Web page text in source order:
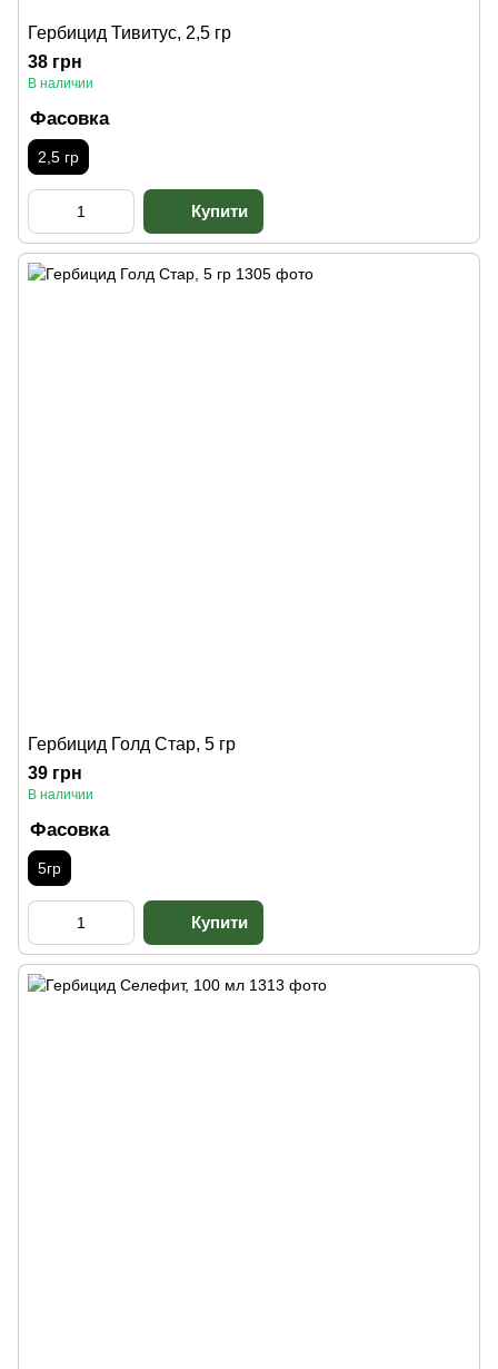
Гербицид Тивитус, 2,5 гр
38 грн
В наличии
Фасовка
2,5 гр
Гербицид Голд Стар, 5 гр
39 грн
В наличии
Фасовка
5гр